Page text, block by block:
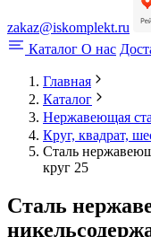
zakaz@iskomplekt.ru
Каталог О нас
Главная
Каталог
Нержавеющая
Круг, квадрат,
Сталь
круг 25
Сталь